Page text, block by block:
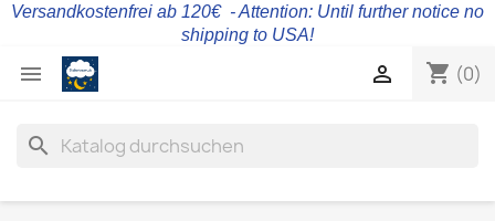
Versandkostenfrei ab 120€ - Attention: Until further notice no
shipping to USA!
 shopping_cart (0)

search